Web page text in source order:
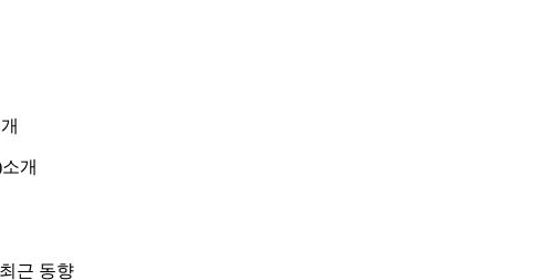
개
근 동향